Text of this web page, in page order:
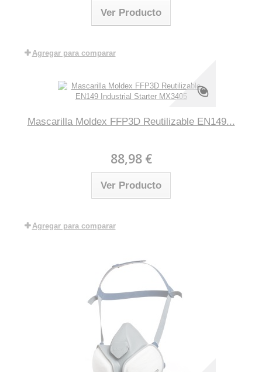
Ver Producto
Agregar para comparar
Mascarilla Moldex FFP3D Reutilizable EN149...
88,98 €
Ver Producto
Agregar para comparar